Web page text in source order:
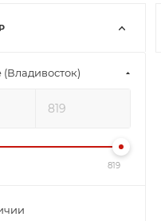
819